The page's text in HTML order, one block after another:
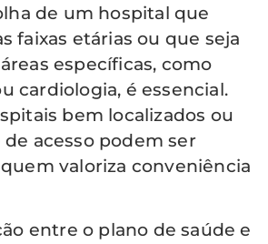
de um hospital que
faixas etárias ou que seja
específicas, como
cardiologia, é essencial.
bem localizados ou
acesso podem ser
valoriza conveniência
entre o plano de saúde e